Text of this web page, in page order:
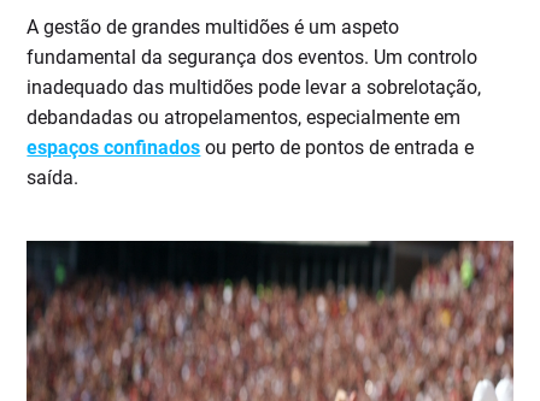
A gestão de grandes multidões é um aspeto
fundamental da segurança dos eventos. Um controlo
inadequado das multidões pode levar a sobrelotação,
debandadas ou atropelamentos, especialmente em
espaços confinados ou perto de pontos de entrada e
saída.